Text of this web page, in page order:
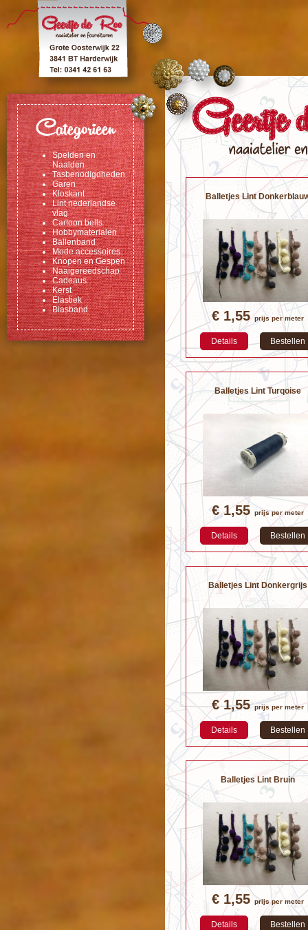
Categorieen
Spelden en
Naalden
Tasbenodigdheden
Garen
Kloskant
Lint nederlandse
vlag
Cartoon bells
Hobbymaterialen
Ballenband
Mode accessoires
Knopen en Gespen
Naaigereedschap
Cadeaus
Kerst
Elastiek
Biasband
Balletjes Lint
€ 1,55prijs per meter
Details Bestellen
Balletjes Lint Turqoise
€ 1,55 prijs per meter
Details Bestellen
Balletjes Lint Donkergrijs
€ 1,55prijs per meter
Details Bestellen
Balletjes Lint Bruin
€ 1,55prijs per meter
Details Bestellen